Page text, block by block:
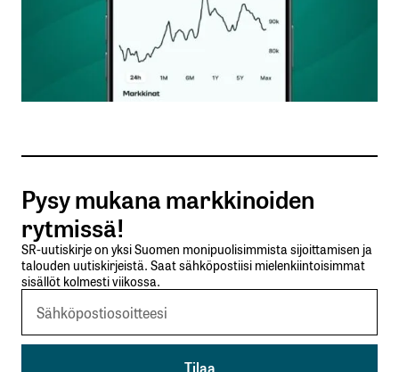
Nimesi tai nimimerkkisi
Sähköpostiosoitteesi
Tilaa SalkunRakentajan uutiskirje
Lähetä kommentti
Pysy mukana markkinoiden
rytmissä!
SR-uutiskirje on yksi Suomen monipuolisimmista sijoittamisen ja
talouden uutiskirjeistä. Saat sähköpostiisi mielenkiintoisimmat
sisällöt kolmesti viikossa.